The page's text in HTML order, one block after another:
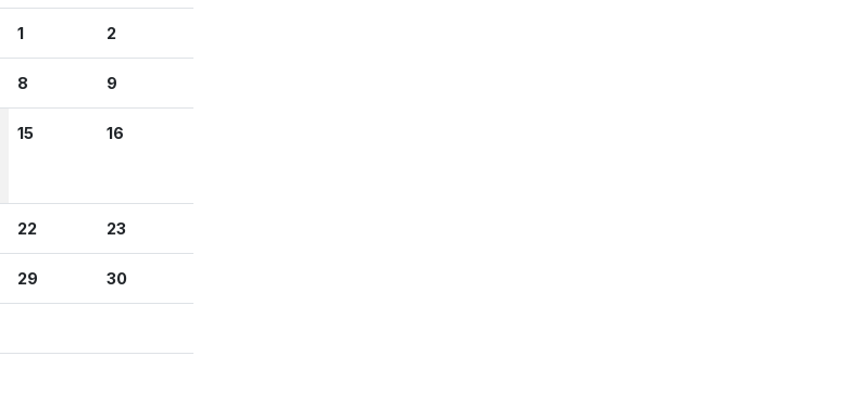
1 2
8 9
15 16
22 23
29 30